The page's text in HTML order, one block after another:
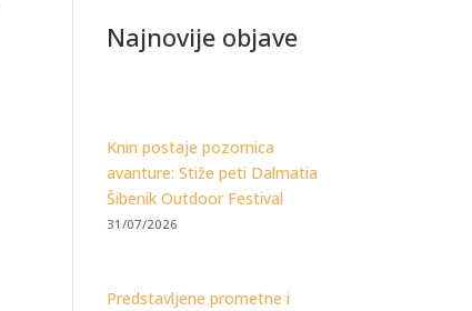
Najnovije objave
Knin postaje pozornica
avanture: Stiže peti Dalmatia
Šibenik Outdoor Festival
31/07/2026
Predstavljene prometne i